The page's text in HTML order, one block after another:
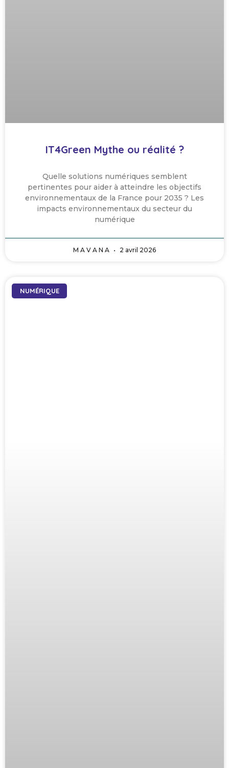
IT4Green Mythe ou réalité ?
Quelle solutions numériques semblent
pertinentes pour aider à atteindre les objectifs
environnementaux de la France pour 2035 ? Les
impacts environnementaux du secteur du
numérique
M A V A N A 2 avril 2026
NUMÉRIQUE